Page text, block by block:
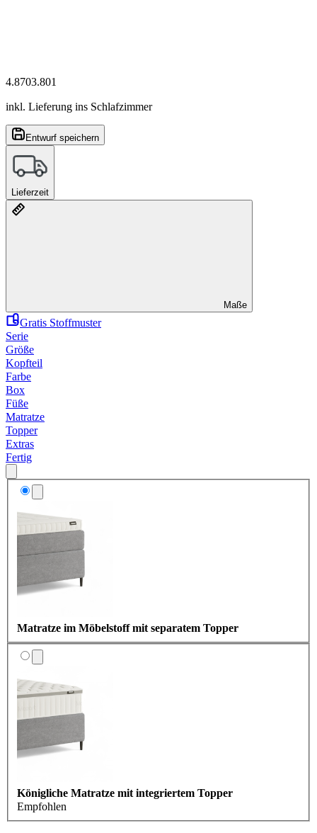
4.8703.801
inkl. Lieferung ins Schlafzimmer
Entwurf speichern
Lieferzeit
Maße
Gratis Stoffmuster
Serie
Größe
Kopfteil
Farbe
Box
Füße
Matratze
Topper
Extras
Fertig
Matratze im Möbelstoff mit separatem Topper
Königliche Matratze mit integriertem Topper
Empfohlen